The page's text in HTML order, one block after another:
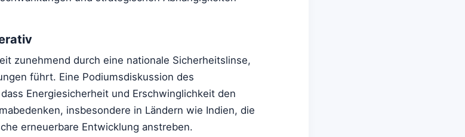
zunehmend durch eine nationale Sicherheitslinse,
führt. Eine Podiumsdiskussion des
Energiesicherheit und Erschwinglichkeit den
insbesondere in Ländern wie Indien, die
erneuerbare Entwicklung anstreben.